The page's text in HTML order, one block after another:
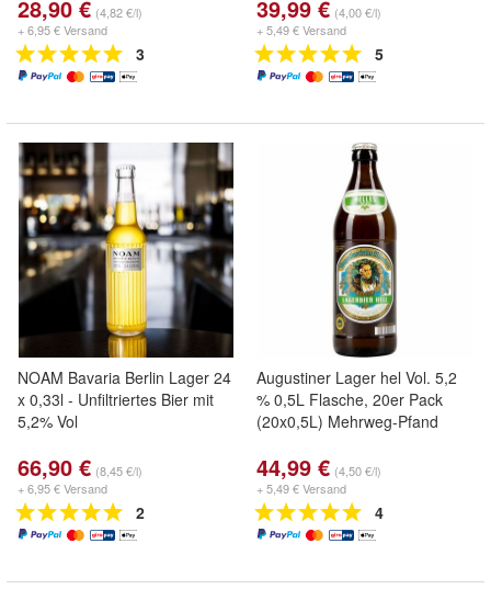
28,90 € (4,82 €/l)
+ 6,95 € Versand
3
39,99 € (4,00 €/l)
+ 5,49 € Versand
5
NOAM Bavaria Berlin Lager 24
x 0,33l - Unfiltriertes Bier mit
5,2% Vol
66,90 € (8,45 €/l)
+ 6,95 € Versand
2
Augustiner Lager hel Vol. 5,2
% 0,5L Flasche, 20er Pack
(20x0,5L) Mehrweg-Pfand
44,99 € (4,50 €/l)
+ 5,49 € Versand
4